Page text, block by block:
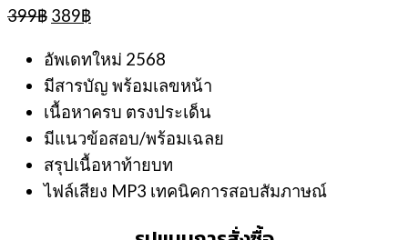
399฿ Original
was:
399฿.
389฿Current
is:
389฿.
อัพเดทใหม่ 2568
มีสารบัญ พร้อมเลขหน้า
เนื้อหาครบ ตรงประเด็น
มีแนวข้อสอบ/พร้อมเฉลย
สรุปเนื้อหาท้ายบท
ไฟล์เสียง MP3 เทคนิคการสอบสัมภาษณ์